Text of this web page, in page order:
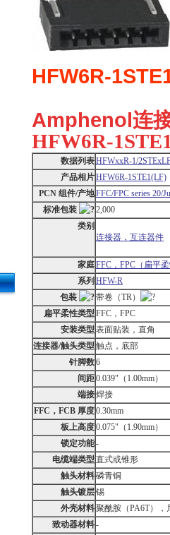
HFW6R-
Amphenol连
HFW6R-
数据列表HFWxxR-1/
产品相片HFW6R-1STE1(LF)
PCN 组件/产地FFC/FPC series 20/
标准包装
2,000
类别
连接器，互连器件
家庭FFC，FPC（扁平
系列 HFW-R
包装
带卷（TR）
扁平柔性类型FFC，FPC
安装类型表面贴装，直角
连接器/触头类型触点，底部
针脚数6
间距0.039"（1.00mm）
端接焊接
FFC，FCB 厚度0.30mm
板上高度0.075"（1.90mm）
锁定功能-
电缆端类型直式或锥形
触头材料磷青铜
触头镀层锡
外壳材料聚酰胺（PA6T），
致动器材料-